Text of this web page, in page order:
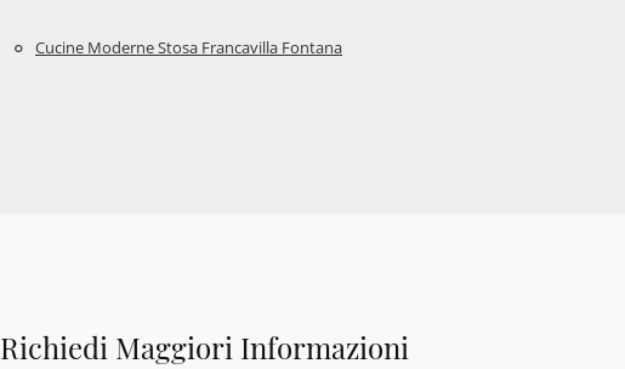
Cucine Moderne Stosa Francavilla Fontana
Richiedi Maggiori Informazioni